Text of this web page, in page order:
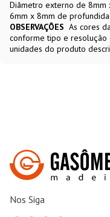
Diâmetro externo de
6mm x 8mm de
OBSERVAÇÕES As cores
conforme tipo e resolução
unidades do produto
Nos Siga